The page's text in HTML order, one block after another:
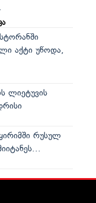
აქტი უწოდა,
ლიეტუვის
რუსულ